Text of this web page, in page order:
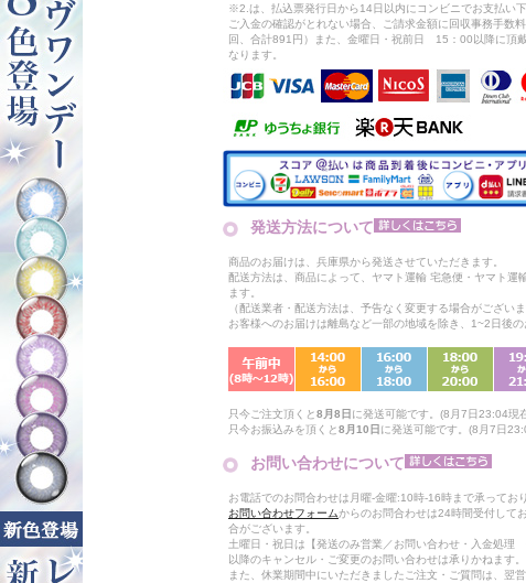
※2.は、払込票発行日から14日以内にコンビニでお支払い
ご入金の確認がとれない場合、ご請求金額に回収事務手数
回、合計891円）また、金曜日・祝前日 15：00以降に頂
なります。
発送方法について
商品のお届けは、兵庫県から発送させていただきます。
配送方法は、商品によって、ヤマト運輸 宅急便・ヤマト運
ます。
（配送業者・配送方法は、予告なく変更する場合がございま
お客様へのお届けは離島など一部の地域を除き、1~2日後の
只今ご注文頂くと8月8日 に発送可能です。(8月7日23:04現
只今お振込みを頂くと8月10日 に発送可能です。(8月7日
お問い合わせについて
お電話でのお問合わせは月曜-金曜:10時-16時まで承っており
お問い合わせフォームからのお問合わせは24時間受付して
合がございます。
土曜日・祝日は【発送のみ営業／お問い合わせ・入金処
以降のキャンセル・ご変更のお問い合わせは承りかねます。
また、休業期間中にいただきましたご注文・ご質問は、翌